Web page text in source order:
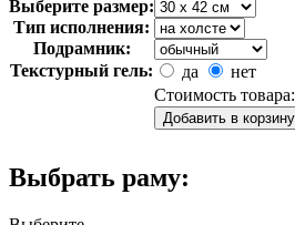
Выберите размер:
Тип исполнения:
Подрамник:
Текстурный гель:
да
нет
Стоимость товара:
Выбрать раму: